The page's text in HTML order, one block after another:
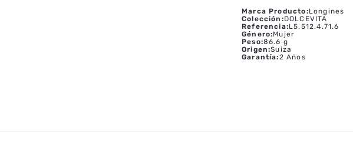
Marca Producto:Longines
Colección :DOLCEVITA
Referencia:L5.512.4.71.6
Género:Mujer
Peso:86.6 g
Origen:Suiza
Garantía:2 Años